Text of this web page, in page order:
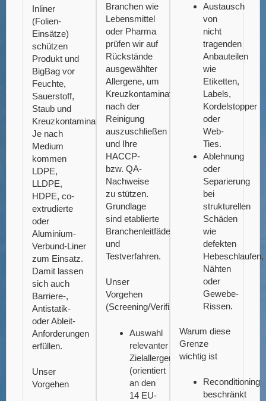
Inliner
(Folien-
Einsätze)
schützen
Produkt und
BigBag vor
Feuchte,
Sauerstoff,
Staub und
Kreuzkontamination.
Je nach
Medium
kommen
LDPE,
LLDPE,
HDPE, co-
extrudierte
oder
Aluminium-
Verbund-Liner
zum Einsatz.
Damit lassen
sich auch
Barriere-,
Antistatik-
oder Ableit-
Anforderungen
erfüllen.
Unser
Vorgehen
Branchen wie
Lebensmittel
oder Pharma
prüfen wir auf
Rückstände
ausgewählter
Allergene, um
Kreuzkontamination
nach der
Reinigung
auszuschließen
und Ihre
HACCP-
bzw. QA-
Nachweise
zu stützen.
Grundlage
sind etablierte
Branchenleitfäden
und
Testverfahren.
Unser
Vorgehen
(Screening/Verifizierung)
Auswahl
relevanter
Zielallergene
(orientiert
an den
14 EU-
Austausch
von
nicht
tragenden
Anbauteilen
wie
Etiketten,
Labels,
Kordelstopper
oder
Web-
Ties.
Ablehnung
oder
Separierung
bei
strukturellen
Schäden
wie
defekten
Hebeschlaufen,
Nähten
oder
Gewebe-
Rissen.
Warum diese
Grenze
wichtig ist
Reconditioning
beschränkt